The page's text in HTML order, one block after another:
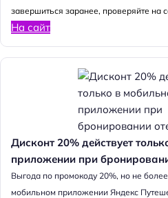
завершиться заранее, проверяйте на
На сайт
Дисконт 20% действует
приложении при
Выгода по промокоду 20%, но не
мобильном приложении Яндекс